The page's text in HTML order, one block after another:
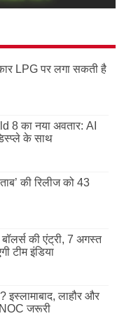
LPG पर लगा सकती है
8 का नया अवतार: AI
के साथ
की रिलीज को 43
की एंट्री, 7 अगस्त
टीम इंडिया
इस्लामाबाद, लाहौर और
जरूरी